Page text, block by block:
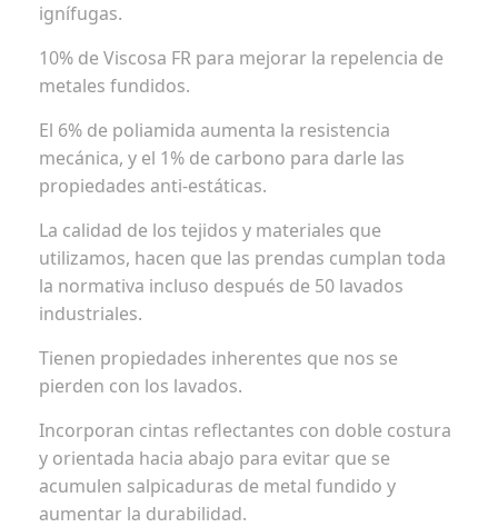
ignífugas.
10% de Viscosa FR para mejorar la repelencia de
metales fundidos.
El 6% de poliamida aumenta la resistencia
mecánica, y el 1% de carbono para darle las
propiedades anti-estáticas.
La calidad de los tejidos y materiales que
utilizamos, hacen que las prendas cumplan toda
la normativa incluso después de 50 lavados
industriales.
Tienen propiedades inherentes que nos se
pierden con los lavados.
Incorporan cintas reflectantes con doble costura
y orientada hacia abajo para evitar que se
acumulen salpicaduras de metal fundido y
aumentar la durabilidad.